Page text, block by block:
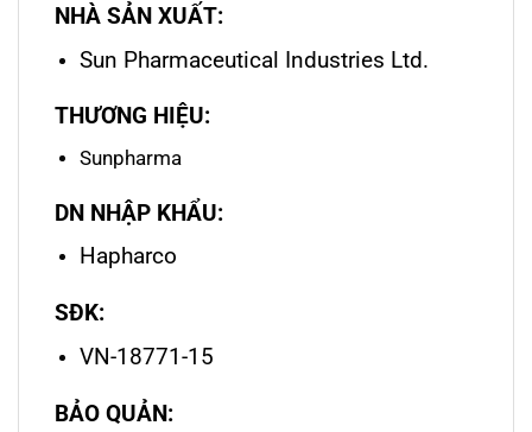
NHÀ SẢN XUẤT:
Sun Pharmaceutical Industries Ltd.
THƯƠNG HIỆU:
Sunpharma
DN NHẬP KHẨU:
Hapharco
SĐK:
VN-18771-15
BẢO QUẢN: